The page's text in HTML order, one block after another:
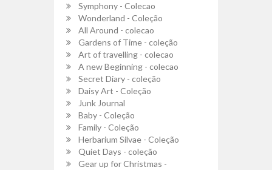
Symphony - Colecao
Wonderland - Coleção
All Around - colecao
Gardens of Time - coleção
Art of travelling - colecao
A new Beginning - colecao
Secret Diary - coleção
Daisy Art - Coleção
Junk Journal
Baby - Coleção
Family - Coleção
Herbarium Silvae - Coleção
Quiet Days - coleção
Gear up for Christmas -